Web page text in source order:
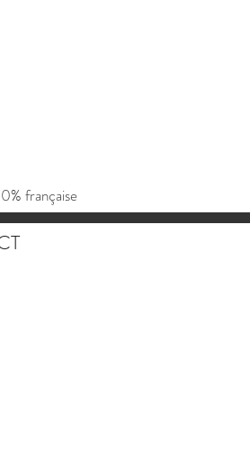
française